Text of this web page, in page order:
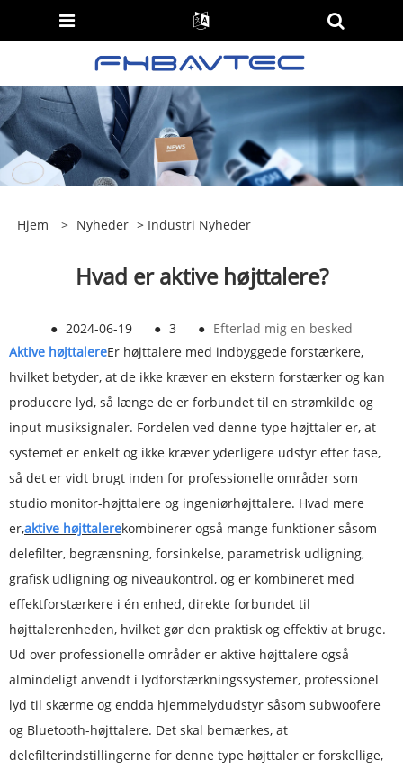
Hjem > Nyheder > Industri Nyheder
Hvad er aktive højttalere?
● 2024-06-19 ● 3 ● Efterlad mig en besked
Aktive højttalereEr højttalere med indbyggede forstærkere,
hvilket betyder, at de ikke kræver en ekstern forstærker og kan
producere lyd, så længe de er forbundet til en strømkilde og
input musiksignaler. Fordelen ved denne type højttaler er, at
systemet er enkelt og ikke kræver yderligere udstyr efter fase,
så det er vidt brugt inden for professionelle områder som
studio monitor-højttalere og ingeniørhøjttalere. Hvad mere
er,aktive højttalerekombinerer også mange funktioner såsom
delefilter, begrænsning, forsinkelse, parametrisk udligning,
grafisk udligning og niveaukontrol, og er kombineret med
effektforstærkere i én enhed, direkte forbundet til
højttalerenheden, hvilket gør den praktisk og effektiv at bruge.
Ud over professionelle områder er aktive højttalere også
almindeligt anvendt i lydforstærkningssystemer, professionel
lyd til skærme og endda hjemmelydudstyr såsom subwoofere
og Bluetooth-højttalere. Det skal bemærkes, at
delefilterindstillingerne for denne type højttaler er forskellige,